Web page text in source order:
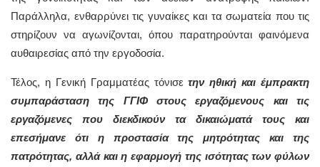
Παράλληλα, ενθαρρύνει τις γυναίκες και τα σωματεία που τις
στηρίζουν να αγωνίζονται, όπου παρατηρούνται φαινόμενα
αυθαιρεσίας από την εργοδοσία.
Τέλος, η Γενική Γραμματέας τόνισετην ηθική και έμπρακτη
συμπαράσταση της ΓΓΙΦ στους εργαζόμενους και τις
εργαζόμενες που διεκδικούν τα δικαιώματά τους και
επεσήμανε ότι η προστασία της μητρότητας και της
πατρότητας, αλλά και η εφαρμογή της ισότητας των φύλων